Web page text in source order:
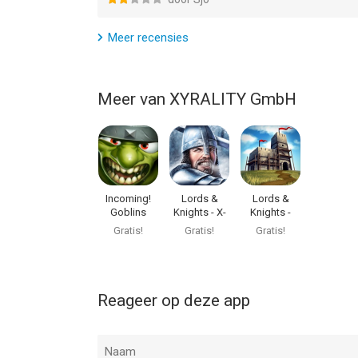
Informatie voor Celtic Tribes - Strategy MMOis
Meer recensies
Meer van XYRALITY GmbH
Incoming!
Goblins
Attack TD
Gratis!
Lords &
Knights - X-
Mas
Gratis!
Lords &
Knights -
Medieval
Gratis!
Reageer op deze app